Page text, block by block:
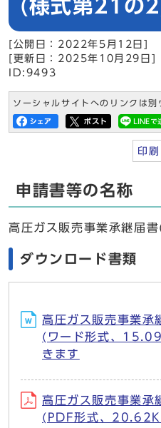
(様式第21の
[公開日：2022年5月12日]
[更新日：2025年10月29日]
ID:9493
ソーシャルサイトへのリンクは別
印刷
申請書等の名称
高圧ガス販売事業承継届
ダウンロード書類
高圧ガス販売事業
(ワード形式、
きます
高圧ガス販売事業
(PDF形式、